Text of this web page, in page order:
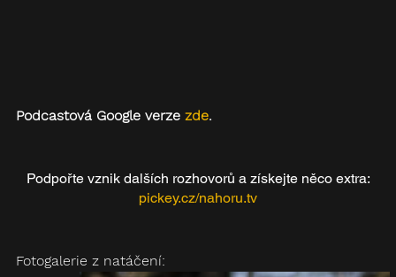
Podcastová Google verze zde.
Podpořte vznik dalších rozhovorů a získejte něco extra:
pickey.cz/nahoru.tv
Fotogalerie z natáčení: